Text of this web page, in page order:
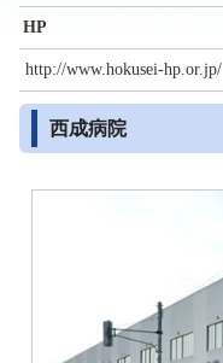
HP
http://www.hokusei-hp.or.jp/
西成病院